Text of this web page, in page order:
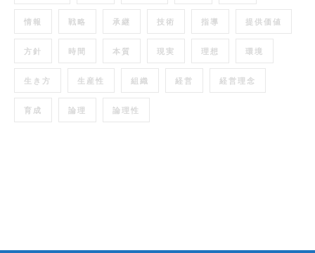
情報 戦略 承継 技術 指導 提供価値
方針 時間 本質 現実 理想 環境
生き方 生産性 組織 経営 経営理念
育成 論理 論理性